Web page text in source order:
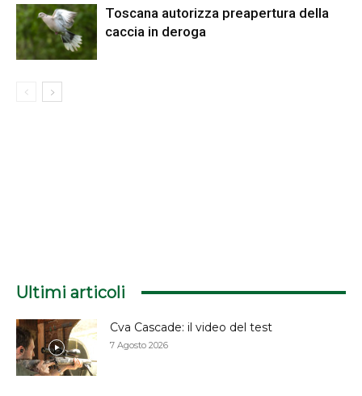
Toscana autorizza preapertura della
caccia in deroga
Ultimi articoli
Cva Cascade: il video del test
7 Agosto 2026